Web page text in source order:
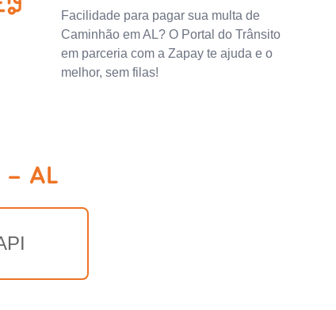
Facilidade para pagar sua multa de
Caminhão em AL? O Portal do Trânsito
em parceria com a Zapay te ajuda e o
melhor, sem filas!
- AL